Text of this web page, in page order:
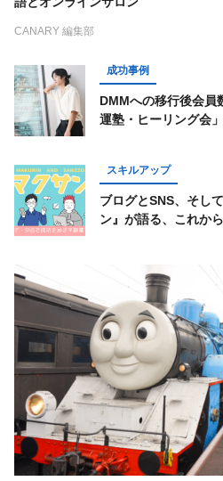
CANARY 編集部
成功事例
DMMへの移行後会員
運塾・ヒーリング会
スキルアップ
ブログとSNS、そし
ン』が語る、これか